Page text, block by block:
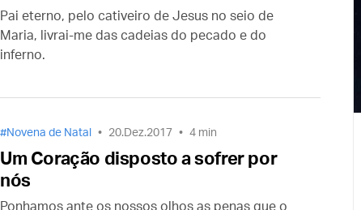
Pai eterno, pelo cativeiro de Jesus no seio de
Maria, livrai-me das cadeias do pecado e do
inferno.
Novena de Natal 20.Dez.2017 4 min
Um Coração disposto a sofrer por
nós
Ponhamos ante os nossos olhos as penas que o